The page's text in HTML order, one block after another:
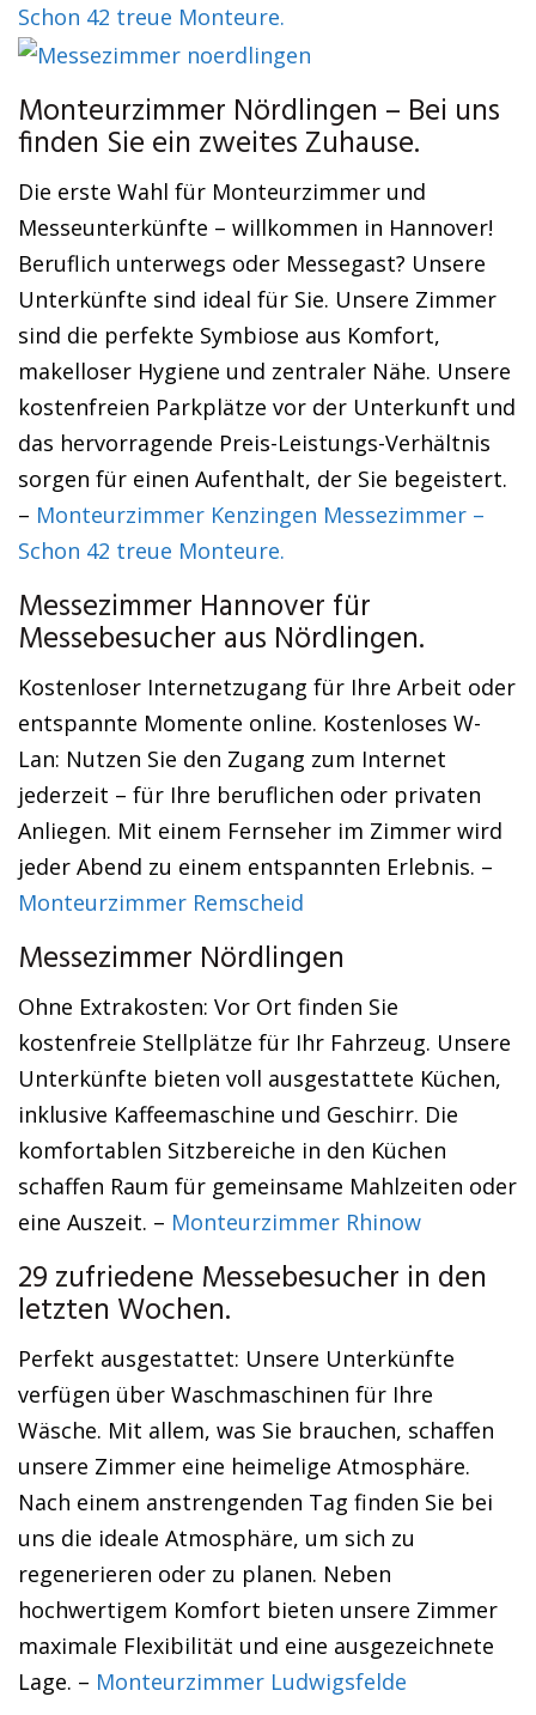
Schon 42 treue Monteure.
Monteurzimmer Nördlingen – Bei uns
finden Sie ein zweites Zuhause.
Die erste Wahl für Monteurzimmer und
Messeunterkünfte – willkommen in Hannover!
Beruflich unterwegs oder Messegast? Unsere
Unterkünfte sind ideal für Sie. Unsere Zimmer
sind die perfekte Symbiose aus Komfort,
makelloser Hygiene und zentraler Nähe. Unsere
kostenfreien Parkplätze vor der Unterkunft und
das hervorragende Preis-Leistungs-Verhältnis
sorgen für einen Aufenthalt, der Sie begeistert.
– Monteurzimmer Kenzingen Messezimmer –
Schon 42 treue Monteure.
Messezimmer Hannover für
Messebesucher aus Nördlingen.
Kostenloser Internetzugang für Ihre Arbeit oder
entspannte Momente online. Kostenloses W-
Lan: Nutzen Sie den Zugang zum Internet
jederzeit – für Ihre beruflichen oder privaten
Anliegen. Mit einem Fernseher im Zimmer wird
jeder Abend zu einem entspannten Erlebnis. –
Monteurzimmer Remscheid
Messezimmer Nördlingen
Ohne Extrakosten: Vor Ort finden Sie
kostenfreie Stellplätze für Ihr Fahrzeug. Unsere
Unterkünfte bieten voll ausgestattete Küchen,
inklusive Kaffeemaschine und Geschirr. Die
komfortablen Sitzbereiche in den Küchen
schaffen Raum für gemeinsame Mahlzeiten oder
eine Auszeit. – Monteurzimmer Rhinow
29 zufriedene Messebesucher in den
letzten Wochen.
Perfekt ausgestattet: Unsere Unterkünfte
verfügen über Waschmaschinen für Ihre
Wäsche. Mit allem, was Sie brauchen, schaffen
unsere Zimmer eine heimelige Atmosphäre.
Nach einem anstrengenden Tag finden Sie bei
uns die ideale Atmosphäre, um sich zu
regenerieren oder zu planen. Neben
hochwertigem Komfort bieten unsere Zimmer
maximale Flexibilität und eine ausgezeichnete
Lage. – Monteurzimmer Ludwigsfelde